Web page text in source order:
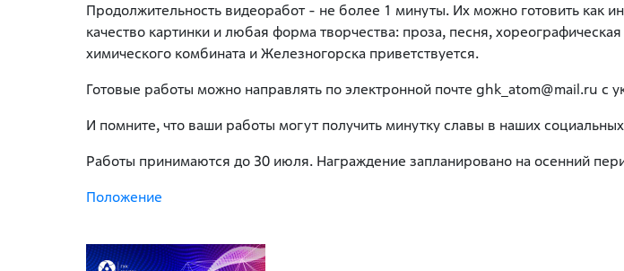
Продолжительность видеоработ - не более 1 минуты. Их можно готовить как
качество картинки и любая форма творчества: проза, песня,
химического комбината и Железногорска приветствуется.
Готовые работы можно направлять по электронной почте ghk_atom@mail.ru с
И помните, что ваши работы могут получить минутку славы в наших
Работы принимаются до 30 июля. Награждение запланировано на осенний
Положение